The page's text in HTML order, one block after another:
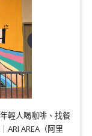
輕人喝咖啡、找餐
ARI AREA（阿里